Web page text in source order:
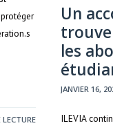
Un
les
JANVIER 16,
ILEVIA